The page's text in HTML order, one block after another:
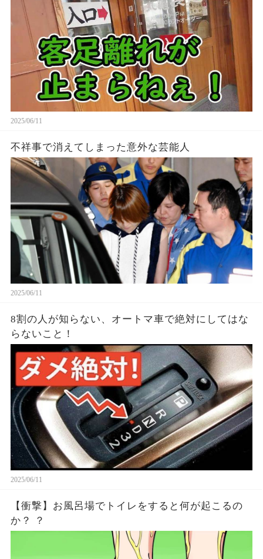
2025/06/11
不祥事で消えてしまった意外な芸能人
2025/06/11
8割の人が知らない、オートマ車で絶対にしてはな
らないこと！
2025/06/11
【衝撃】お風呂場でトイレをすると何が起こるの
か？ ？